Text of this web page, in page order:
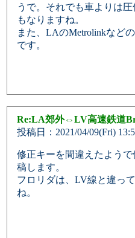
うで。それでも車よりは
もなりますね。
また、LAのMetrolinkなど
です。
Re:LA郊外⇔LV高速鉄道
投稿日：2021/04/09(Fri)
修正キーを間違えたよう
稿します。
フロリダは、LV線と違っ
ね。